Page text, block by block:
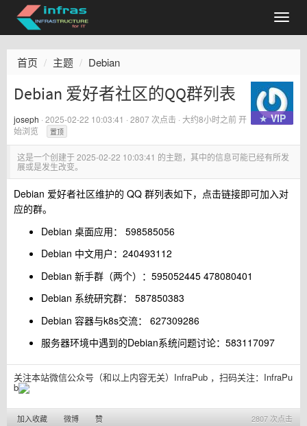
首页 主题 Debian
★ VIP
Debian 爱好者社区的QQ群列表
joseph · 2025-02-22 10:03:41 · 2807 次点击 · 大约8小时之前开
始浏览
置顶
这是一个创建于2025-02-22 10:03:41 的主题，其中的信息可能已经有所发
展或是发生改变。
Debian 爱好者社区维护的 QQ 群列表如下，点击链接即可加入对
应的群。
Debian 桌面应用： 598585056
Debian 中文用户：240493112
Debian 新手群（两个）：595052445 478080401
Debian 系统研究群： 587850383
Debian 容器与k8s交流： 627309286
服务器环境中遇到的Debian系统问题讨论：583117097
关注本站微信公众号（和以上内容无关）InfraPub ，扫码关注： InfraPu
b
2807 次点击
加入收藏 微博 赞